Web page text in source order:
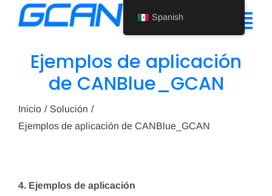
Inicio
Ayuda
Noticias
Ejemplos de aplicación
de CANBlue_GCAN
Inicio
Solución
Ejemplos de aplicación de CANBlue_GCAN
4. Ejemplos de aplicación
Spanish